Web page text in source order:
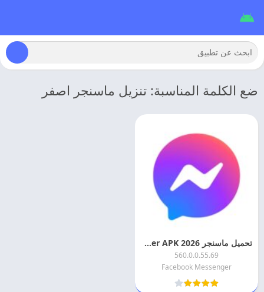
ضع الكلمة المناسبة: تنزيل ماسنجر اصفر
تحميل ماسنجر 2026 Messenger APK اخر اصدار
560.0.0.55.69
Facebook Messenger